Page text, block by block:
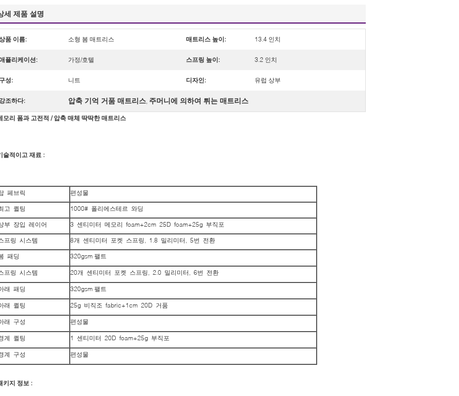
세 제품 설명
품 이름: 소형 봄 매트리스 매트리스 높이: 13.4 인치
플리케이션: 가정/호텔 스프링 높이: 3.2 인치
성: 니트 디자인: 유럽 상부
조하다: 압축 기억 거품 매트리스, 주머니에 의하여 튀는 매트리스
모리 폼과 고전적 / 압축 매체 딱딱한 매트리스
술적이고 재료 :
페브릭 편성물
고 퀼팅 1000# 폴리에스테르 와딩
부 장입 레이어 3 센티미터 메모리 foam+2cm 25D foam+25g 부직포
프링 시스템 8개 센티미터 포켓 스프링, 1.8 밀리미터, 5번 전환
패딩 320gsm 팰트
프링 시스템 20개 센티미터 포켓 스프링, 2.0 밀리미터, 6번 전환
래 패딩 320gsm 팰트
래 퀼팅 25g 비직조 fabric+1cm 20D 거품
래 구성 편성물
계 퀼팅 1 센티미터 20D foam+25g 부직포
계 구성 편성물
키지 정보 :